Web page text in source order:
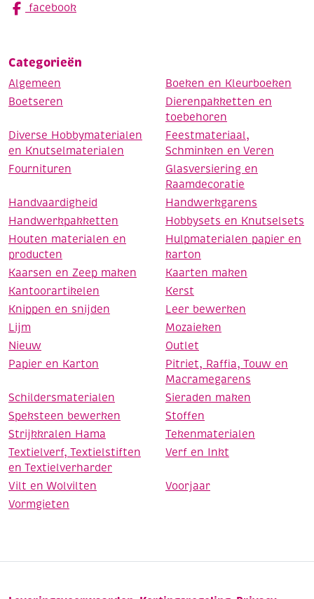
facebook
Categorieën
Algemeen
Boeken en Kleurboeken
Boetseren
Dierenpakketten en
toebehoren
Diverse Hobbymaterialen
en Knutselmaterialen
Feestmateriaal,
Schminken en Veren
Fournituren
Glasversiering en
Raamdecoratie
Handvaardigheid
Handwerkgarens
Handwerkpakketten
Hobbysets en Knutselsets
Houten materialen en
producten
Hulpmaterialen papier en
karton
Kaarsen en Zeep maken
Kaarten maken
Kantoorartikelen
Kerst
Knippen en snijden
Leer bewerken
Lijm
Mozaieken
Nieuw
Outlet
Papier en Karton
Pitriet, Raffia, Touw en
Macramegarens
Schildersmaterialen
Sieraden maken
Speksteen bewerken
Stoffen
Strijkkralen Hama
Tekenmaterialen
Textielverf, Textielstiften
en Textielverharder
Verf en Inkt
Vilt en Wolvilten
Voorjaar
Vormgieten